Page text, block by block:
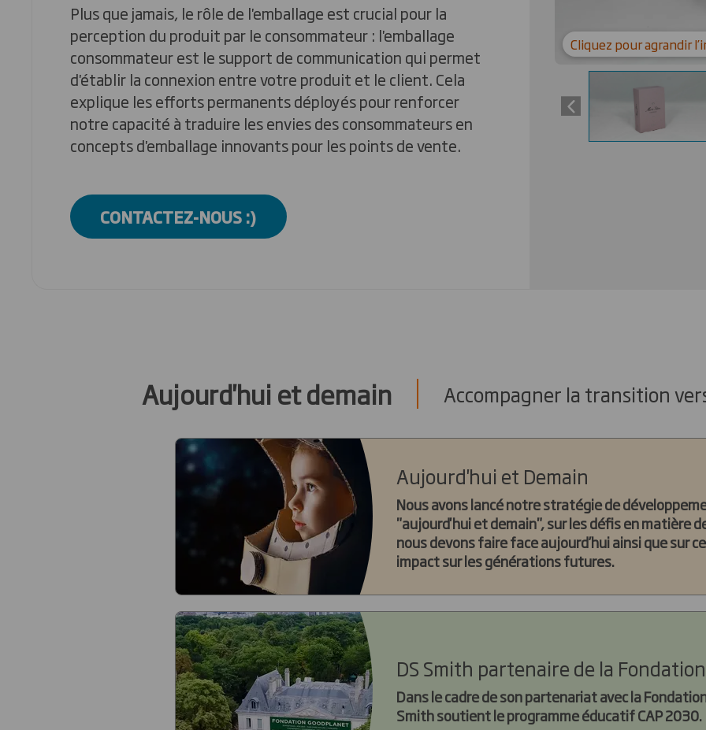
Plus que jamais, le rôle de l'emballage est crucial pour la
perception du produit par le consommateur : l'emballage
consommateur est le support de communication qui permet
d'établir la connexion entre votre produit et le client. Cela
explique les efforts permanents déployés pour renforcer
notre capacité à traduire les envies des consommateurs en
concepts d'emballage innovants pour les points de vente.
CONTACTEZ-NOUS :)
Cliquez pour agrandir
Aujourd'hui et demain Accompagner la transition
Aujourd'hui et Demain
Nous avons lancé notre stratégie de
"aujourd'hui et demain", sur les défis en matière
nous devons faire face aujourd’hui ainsi que sur
impact sur les générations futures.
DS Smith partenaire de la
Dans le cadre de son partenariat avec la
Smith soutient le programme éducatif CAP 2030.